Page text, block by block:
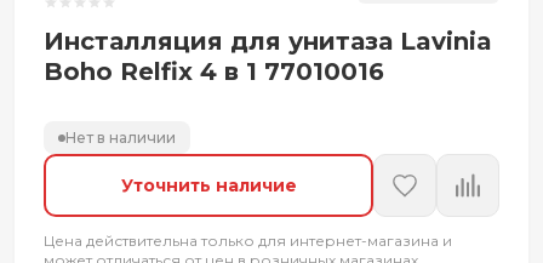
Инсталляция для унитаза Lavinia
Boho Relfix 4 в 1 77010016
Нет в наличии
Уточнить наличие
Цена действительна только для интернет-магазина и